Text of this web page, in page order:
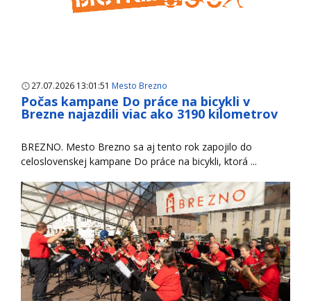
27.07.2026 13:01:51 Mesto Brezno
Počas kampane Do práce na bicykli v
Brezne najazdili viac ako 3190 kilometrov
BREZNO. Mesto Brezno sa aj tento rok zapojilo do
celoslovenskej kampane Do práce na bicykli, ktorá ...